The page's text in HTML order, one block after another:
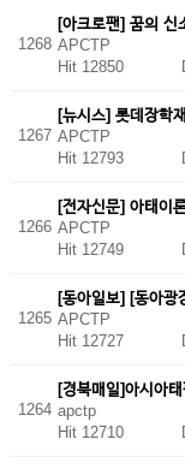
1268
[아크로팬] 꿈의 신
APCTP
Hit 12850
1267
[뉴시스] 롯데장학
APCTP
Hit 12793
1266
[전자신문] 아태이
APCTP
Hit 12749
1265
[동아일보] [동아광
APCTP
Hit 12727
1264
[경북매일]아시아
apctp
Hit 12710